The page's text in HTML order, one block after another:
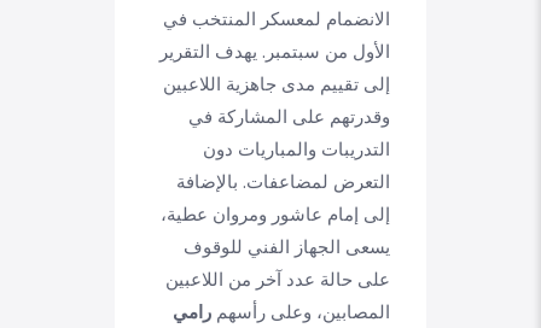
الانضمام لمعسكر المنتخب في
الأول من سبتمبر. يهدف التقرير
إلى تقييم مدى جاهزية اللاعبين
وقدرتهم على المشاركة في
التدريبات والمباريات دون
التعرض لمضاعفات. بالإضافة
إلى إمام عاشور ومروان عطية،
يسعى الجهاز الفني للوقوف
على حالة عدد آخر من اللاعبين
المصابين، وعلى رأسهم رامي